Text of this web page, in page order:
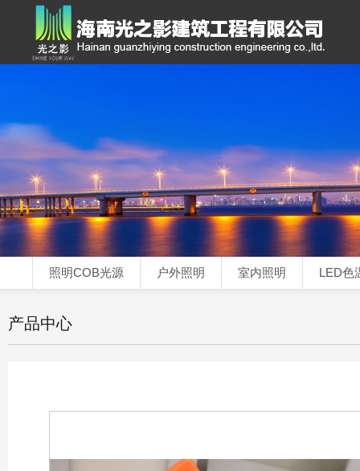
照明COB光源 户外照明 室内照明 LED色
产品中心